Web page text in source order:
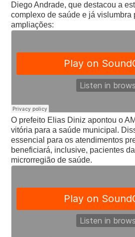
Diego Andrade, que destacou a
complexo de saúde e já vislumbra
ampliações:
O prefeito Elias Diniz apontou o
vitória para a saúde municipal.
essencial para os atendimentos
beneficiará, inclusive, pacientes
microrregião de saúde.